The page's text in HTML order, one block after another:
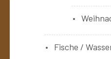
Fische /